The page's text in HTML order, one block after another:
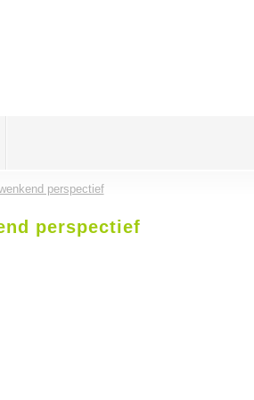
perspectief
perspectief